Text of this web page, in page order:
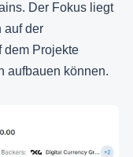
Der Fokus liegt
auf der
dem Projekte
aufbauen können.